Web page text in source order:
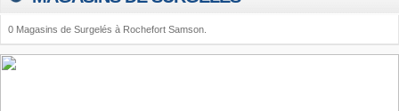
0 Magasins de Surgelés à Rochefort Samson.